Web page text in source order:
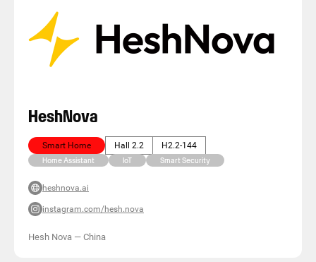
HeshNova
Smart Home Hall 2.2 H2.2-144
Home Assistant IoT Smart Security
heshnova.ai
instagram.com/hesh.nova
Hesh Nova — China